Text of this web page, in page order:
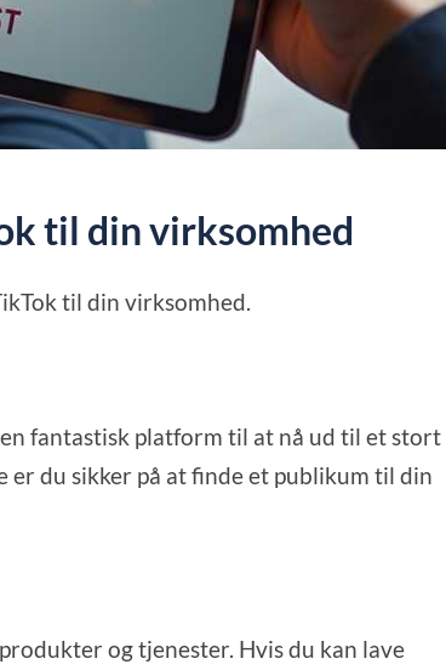
til din virksomhed
til din virksomhed.
fantastisk platform til at nå ud til et stort
du sikker på at finde et publikum til din
og tjenester. Hvis du kan lave